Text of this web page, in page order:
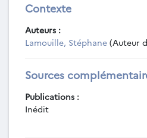
Contexte
Auteurs :
Lamouille, Stéphane (Auteur
Sources
Publications :
Inédit